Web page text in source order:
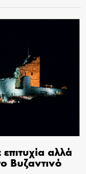
αλλά
Βυζαντινό